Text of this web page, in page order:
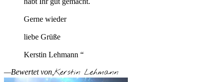
Gerne wieder
liebe Grüße
Kerstin Lehmann “
—Bewertet von, Kerstin Lehmann